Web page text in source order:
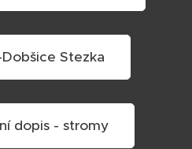
Stezka
dopis - stromy